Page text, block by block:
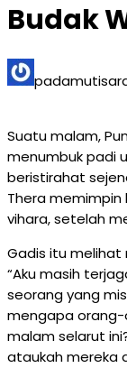
Budak
Suatu malam,
menumbuk padi
beristirahat
Thera memimpin
vihara, setelah
Gadis itu melihat
“Aku masih
seorang yang
mengapa orang-
malam selarut
ataukah mereka